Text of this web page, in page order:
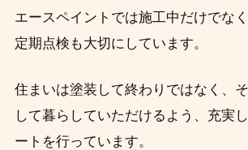
エースペイントでは施工中だけでな
定期点検も大切にしています。
住まいは塗装して終わりではなく、
して暮らしていただけるよう、充実
ートを行っています。